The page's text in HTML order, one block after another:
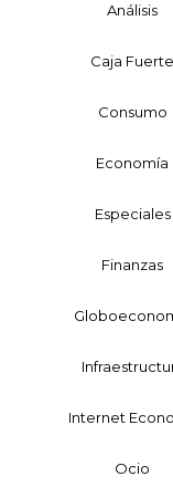
Análisis
Caja Fuerte
Consumo
Economía
Especiales
Finanzas
Internet
Ocio